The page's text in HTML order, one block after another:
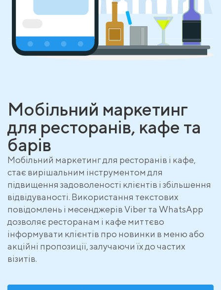
Мобільний маркетинг
для ресторанів, кафе та
барів
Мобільний маркетинг для ресторанів і кафе,
стає вирішальним інструментом для
підвищення задоволеності клієнтів і збільшення
відвідуваності. Використання текстових
повідомлень і месенджерів Viber та WhatsApp
дозволяє ресторанам і кафе миттєво
інформувати клієнтів про новинки в меню або
акційні пропозиції, залучаючи їх до частих
візитів.